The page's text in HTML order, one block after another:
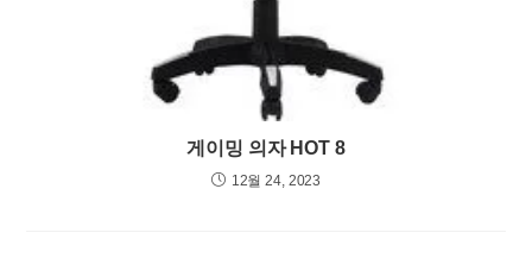
게이밍 의자 HOT 8
12월 24, 2023